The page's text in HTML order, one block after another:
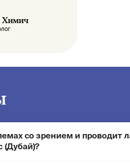
Химич
со зрением и проводит
(Дубай)?